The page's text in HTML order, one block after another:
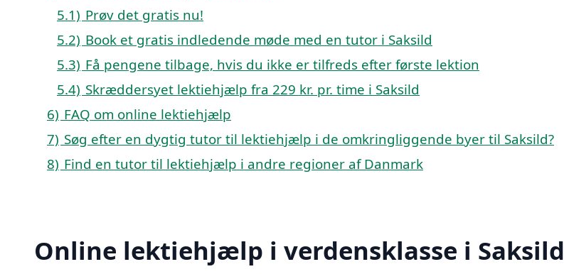
5.1) Prøv det gratis nu!
5.2) Book et gratis indledende møde med en tutor i Saksild
5.3) Få pengene tilbage, hvis du ikke er tilfreds efter første lektion
5.4) Skræddersyet lektiehjælp fra 229 kr. pr. time i Saksild
6) FAQ om online lektiehjælp
7) Søg efter en dygtig tutor til lektiehjælp i de omkringliggende byer til Saksild?
8) Find en tutor til lektiehjælp i andre regioner af Danmark
Online lektiehjælp i verdensklasse i Saksild